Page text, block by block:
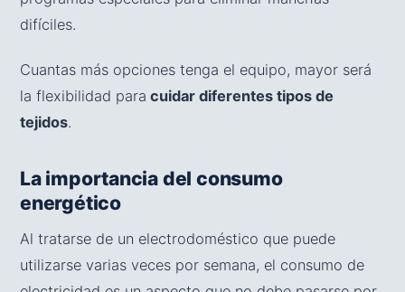
difíciles.
Cuantas más opciones tenga el equipo, mayor será
la flexibilidad para cuidar diferentes tipos de
tejidos.
La importancia del consumo
energético
Al tratarse de un electrodoméstico que puede
utilizarse varias veces por semana, el consumo de